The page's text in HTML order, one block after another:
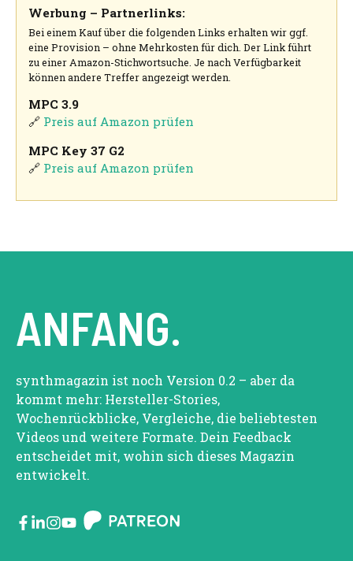
Werbung – Partnerlinks:
Bei einem Kauf über die folgenden Links erhalten wir ggf.
eine Provision – ohne Mehrkosten für dich. Der Link führt
zu einer Amazon-Stichwortsuche. Je nach Verfügbarkeit
können andere Treffer angezeigt werden.
MPC 3.9
🔗 Preis auf Amazon prüfen
MPC Key 37 G2
🔗 Preis auf Amazon prüfen
ANFANG.
synthmagazin ist noch Version 0.2 – aber da
kommt mehr: Hersteller-Stories,
Wochenrückblicke, Vergleiche, die beliebtesten
Videos und weitere Formate. Dein Feedback
entscheidet mit, wohin sich dieses Magazin
entwickelt.